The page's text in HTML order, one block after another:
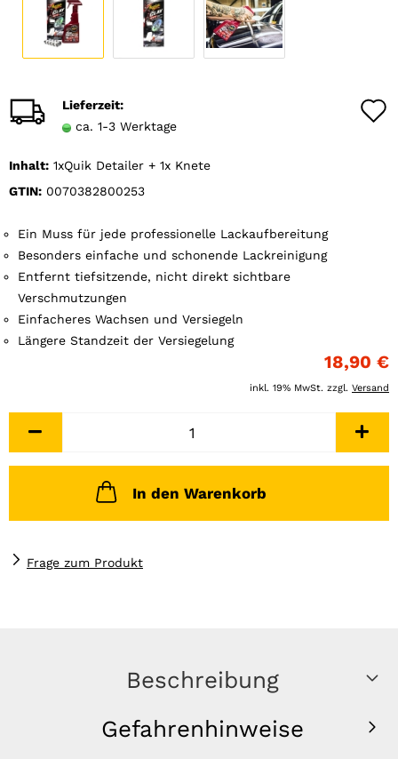
Lieferzeit:
ca. 1-3 Werktage
Inhalt: 1xQuik Detailer + 1x Knete
GTIN: 0070382800253
Ein Muss für jede professionelle Lackaufbereitung
Besonders einfache und schonende Lackreinigung
Entfernt tiefsitzende, nicht direkt sichtbare
Verschmutzungen
Einfacheres Wachsen und Versiegeln
Längere Standzeit der Versiegelung
18,90 €
inkl. 19% MwSt. zzgl. Versand
In den Warenkorb
Frage zum Produkt
Beschreibung
Gefahrenhinweise